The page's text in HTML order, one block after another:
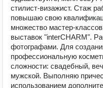
стилист-визажист. Стаж
повышаю свою
множество мастер-
выставок "interCHARM".
фотографами. Для
профессиональную
сложности: свадебный,
мужской. Выполняю
использованием